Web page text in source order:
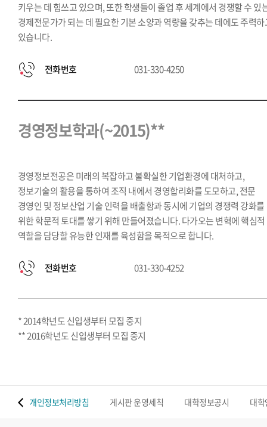
키우는 데 힘쓰고 있으며, 또한 학생들이 졸업 후 세계에서 경쟁할 수 있
경제전문가가 되는 데 필요한 기본 소양과 역량을 갖추는 데에도 주력
있습니다.
전화번호 031-330-4250
경영정보학과(~2015)**
경영정보전공은 미래의 복잡하고 불확실한 기업환경에 대처하고,
정보기술의 활용을 통하여 조직 내에서 경영합리화를 도모하고, 전문
경영인 및 정보산업 기술 인력을 배출함과 동시에 기업의 경쟁력 강화를
위한 학문적 토대를 쌓기 위해 만들어졌습니다. 다가오는 변혁에 핵심적
역할을 담당할 유능한 인재를 육성함을 목적으로 합니다.
전화번호 031-330-4252
* 2014학년도 신입생부터 모집 중지
** 2016학년도 신입생부터 모집 중지
개인정보처리방침 게시판 운영세칙 대학정보공시 대